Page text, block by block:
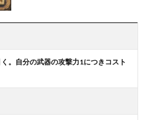
。自分の武器の攻撃力1につきコスト